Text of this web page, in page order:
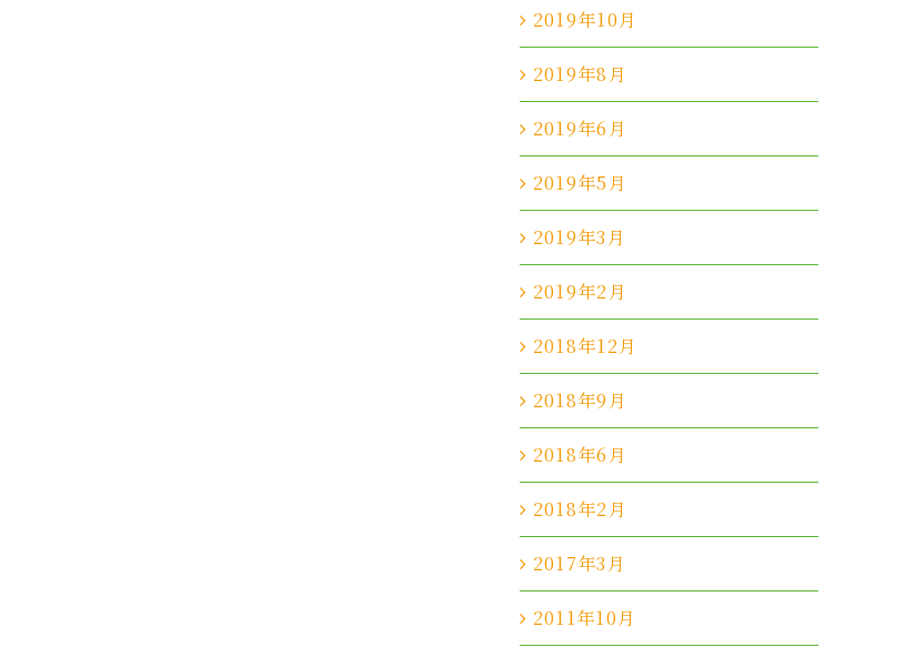
2019年10月
2019年8月
2019年6月
2019年5月
2019年3月
2019年2月
2018年12月
2018年9月
2018年6月
2018年2月
2017年3月
2011年10月